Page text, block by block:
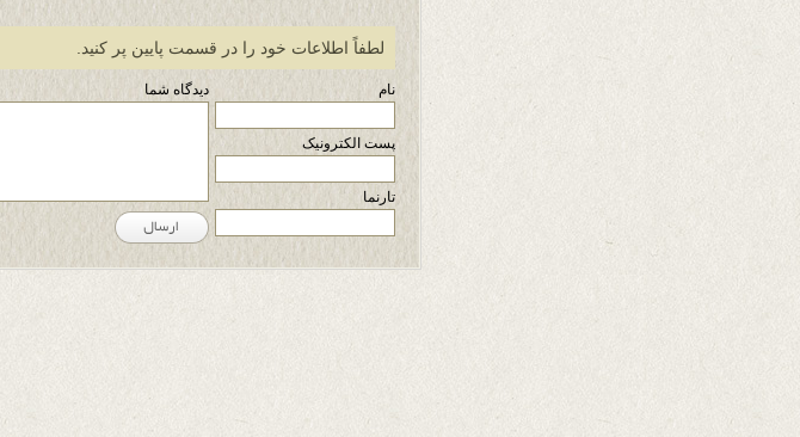
لطفاً اطلاعات خود را در قسمت پایین پر کنید.
نام
پست الکترونیک
تارنما
دیدگاه شما